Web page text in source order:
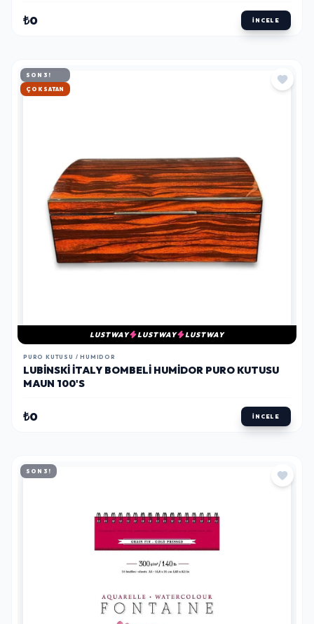
₺0 İNCELE
SON 3!
HIZLI KARGO
LUSTWAY LUSTWAY LUSTWAY
PURO KUTUSU / HUMIDOR
LUBINSKI İTALY BOMBELI HUMIDOR PURO KUTUSU
MAUN 100'S
₺0 İNCELE
SON 3!